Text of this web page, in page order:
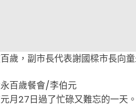
歲，副市長代表謝國樑市長向童
百歲餐會∕李伯元
月27日過了忙碌又難忘的一天